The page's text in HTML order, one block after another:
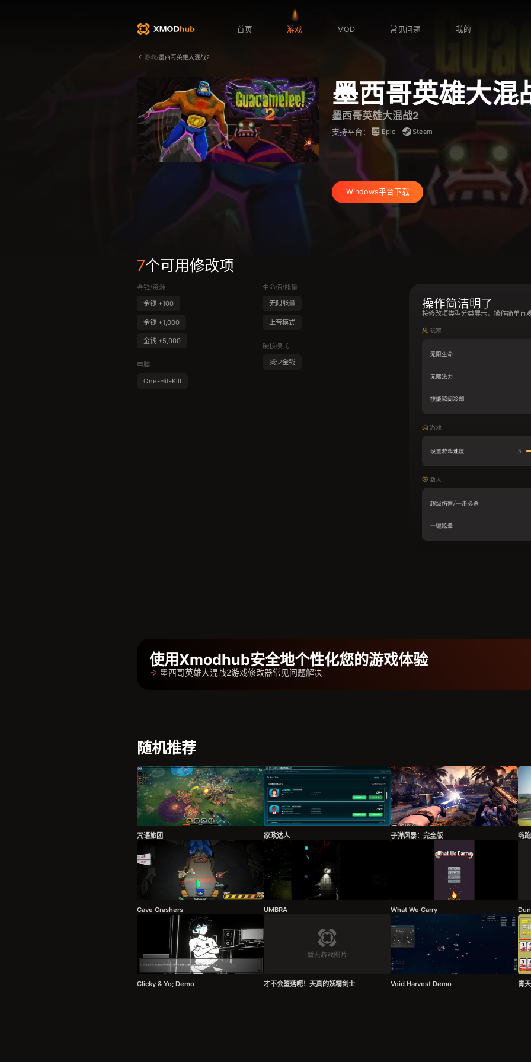
首页 游戏 MOD 常见问题 我的
游戏/墨西哥英雄大混战2
墨西哥英雄大混
墨西哥英雄大混战2
支持平台： Epic Steam
Windows平台下载
7个可用修改项
金钱/资源
金钱 +100
金钱 +1,000
金钱 +5,000
电脑
One-Hit-Kill
生命值/能量
无限能量
上帝模式
硬核模式
减少金钱
操作简洁明了
按修改项类型分类展示，操作简单直
使用Xmodhub安全地个性化您的游戏体验
墨西哥英雄大混战2游戏修改器常见问题解决
随机推荐
咒语旅团 家政达人 子弹风暴：完全版 嗨
Cave Crashers UMBRA What We Carry
Clicky & Yo; Demo 才不会堕落呢！天真的妖精剑士 Void Harvest Demo 青